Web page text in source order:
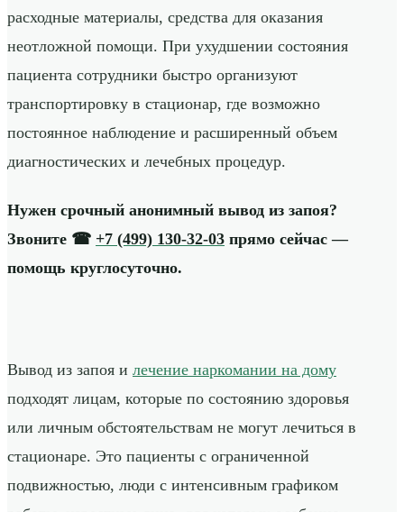
расходные материалы, средства для оказания
неотложной помощи. При ухудшении состояния
пациента сотрудники быстро организуют
транспортировку в стационар, где возможно
постоянное наблюдение и расширенный объем
диагностических и лечебных процедур.
Нужен срочный анонимный вывод из запоя?
Звоните ☎ +7 (499) 130-32-03 прямо сейчас —
помощь круглосуточно.
Вывод из запоя и лечение наркомании на дому
подходят лицам, которые по состоянию здоровья
или личным обстоятельствам не могут лечиться в
стационаре. Это пациенты с ограниченной
подвижностью, люди с интенсивным графиком